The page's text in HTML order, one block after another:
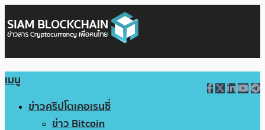
เมนู
ข่าวคริปโตเคอเรนซี่
ข่าว Bitcoin